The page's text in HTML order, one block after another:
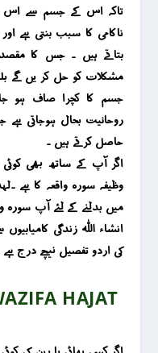
تاکہ اس کے جسم سے اس
ناکامی کا سبب بنتی ہے
بتاتے ہیں ۔ جس کا
مشکلات کو حل کر یں گے
جسم کا کچرا صاف ہو
روحانیت بحال ہوجاتی
حاصل کرتے ہیں ۔
اگر آپ کے ساتھ بھی
وظیفہ سورہ واقعہ کا ہے
انشاء اللہ زندگی
کی اردو تفصیل نیچے درج ہے
HAJAT